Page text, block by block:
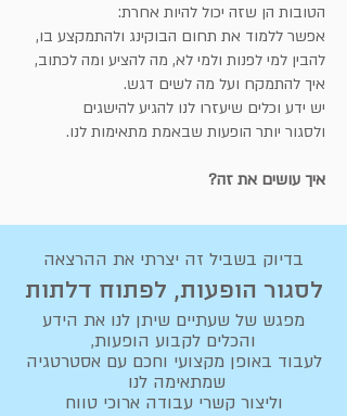
הטובות הן שזה יכול להיות אחרת:
אפשר ללמוד את תחום הבוקינג ולהתמקצע בו,
להבין למי לפנות ולמי לא, מה להציע ומה לכתוב,
איך להתמקח ועל מה לשים דגש.
יש ידע וכלים שיעזרו לנו להגיע להישגים
ולסגור יותר הופעות שבאמת מתאימות לנו.
איך עושים את זה?
בדיוק בשביל זה יצרתי את ההרצאה
לסגור הופעות, לפתוח דלתות
מפגש של שעתיים שיתן לנו את הידע
והכלים לקבוע הופעות,
לעבוד באופן מקצועי וחכם עם אסטרטגיה
שמתאימה לנו
וליצור קשרי עבודה ארוכי טווח